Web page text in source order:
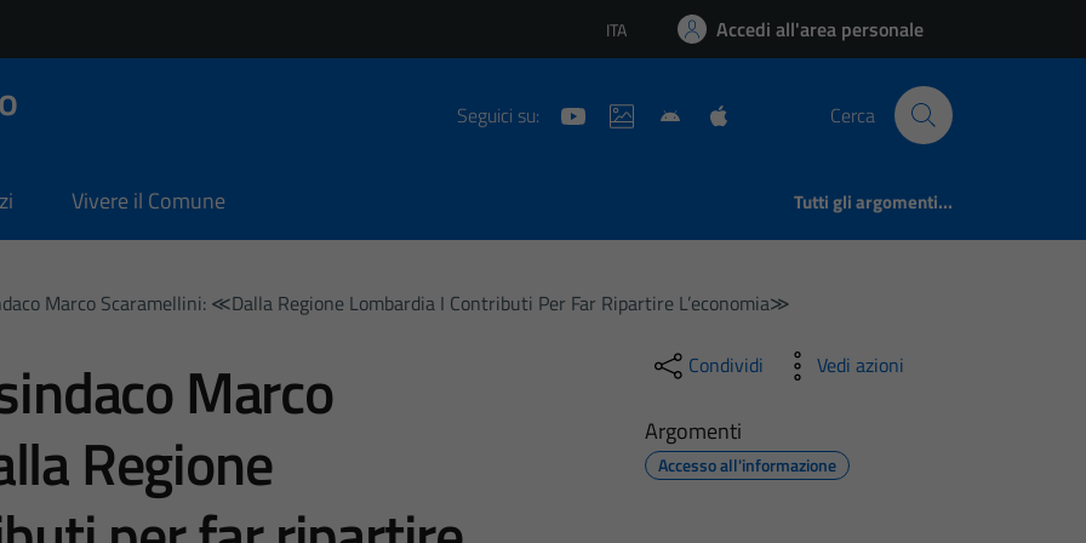
Lingua attiva:
ITA Accedi all'area personale
Seguici su: Cerca
Vivere il Comune Tutti gli argomenti...
Marco Scaramellini: ≪Dalla Regione Lombardia I Contributi Per Far Ripartire L’economia≫
Marco
Regione
Condividi Vedi azioni
Argomenti
Accesso all'informazione